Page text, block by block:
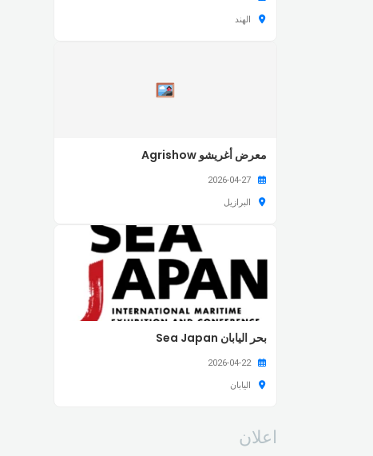
الهند
معرض أغريشو Agrishow
البرازيل
بحر اليابان Sea Japan
2026-04-22
اليابان
اعلان